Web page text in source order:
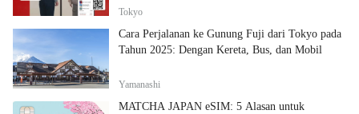
Tokyo
Cara Perjalanan ke Gunung Fuji dari Tokyo pada
Tahun 2025: Dengan Kereta, Bus, dan Mobil
Yamanashi
MATCHA JAPAN eSIM: 5 Alasan untuk